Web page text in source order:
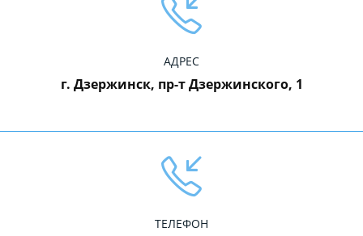
АДРЕС
г. Дзержинск, пр-т Дзержинского, 1
ТЕЛЕФОН